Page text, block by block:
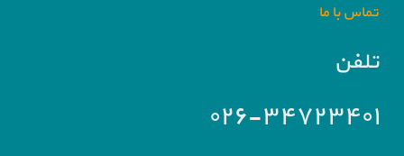
تماس با ما
تلفن
۰۲۶-۳۴۷۲۳۴۰۱